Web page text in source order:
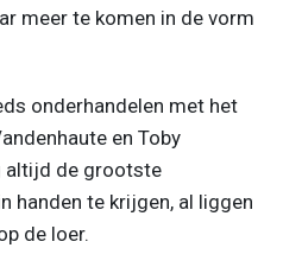
meer te komen in de vorm
onderhandelen met het
en Toby
altijd de grootste
handen te krijgen, al liggen
de loer.